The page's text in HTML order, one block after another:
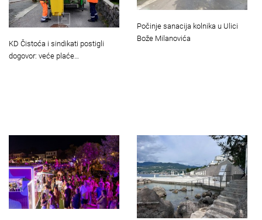
KD Čistoća i sindikati postigli
dogovor: veće plaće…
Počinje sanacija kolnika u Ulici
Bože Milanovića